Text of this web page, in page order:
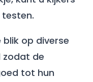
testen.
op diverse
zodat de
tot hun